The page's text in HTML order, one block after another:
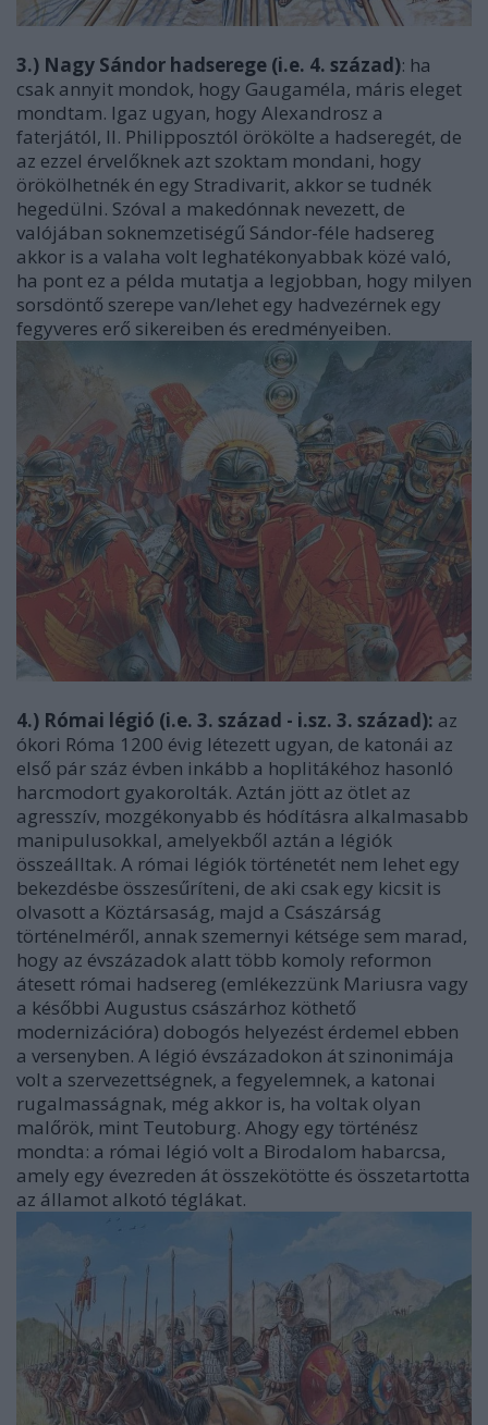
3.) Nagy Sándor hadserege (i.e. 4. század): ha
csak annyit mondok, hogy Gaugaméla, máris eleget
mondtam. Igaz ugyan, hogy Alexandrosz a
faterjától, II. Philipposztól örökölte a hadseregét, de
az ezzel érvelőknek azt szoktam mondani, hogy
örökölhetnék én egy Stradivarit, akkor se tudnék
hegedülni. Szóval a makedónnak nevezett, de
valójában soknemzetiségű Sándor-féle hadsereg
akkor is a valaha volt leghatékonyabbak közé való,
ha pont ez a példa mutatja a legjobban, hogy milyen
sorsdöntő szerepe van/lehet egy hadvezérnek egy
fegyveres erő sikereiben és eredményeiben.
4.) Római légió (i.e. 3. század - i.sz. 3. század): az
ókori Róma 1200 évig létezett ugyan, de katonái az
első pár száz évben inkább a hoplitákéhoz hasonló
harcmodort gyakorolták. Aztán jött az ötlet az
agresszív, mozgékonyabb és hódításra alkalmasabb
manipulusokkal, amelyekből aztán a légiók
összeálltak. A római légiók történetét nem lehet egy
bekezdésbe összesűríteni, de aki csak egy kicsit is
olvasott a Köztársaság, majd a Császárság
történelméről, annak szemernyi kétsége sem marad,
hogy az évszázadok alatt több komoly reformon
átesett római hadsereg (emlékezzünk Mariusra vagy
a későbbi Augustus császárhoz köthető
modernizációra) dobogós helyezést érdemel ebben
a versenyben. A légió évszázadokon át szinonimája
volt a szervezettségnek, a fegyelemnek, a katonai
rugalmasságnak, még akkor is, ha voltak olyan
malőrök, mint Teutoburg. Ahogy egy történész
mondta: a római légió volt a Birodalom habarcsa,
amely egy évezreden át összekötötte és összetartotta
az államot alkotó téglákat.